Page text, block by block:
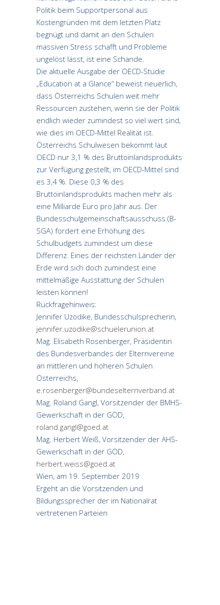
Politik beim Supportpersonal aus
Kostengründen mit dem letzten Platz
begnügt und damit an den Schulen
massiven Stress schafft und Probleme
ungelöst lässt, ist eine Schande.
Die aktuelle Ausgabe der OECD-Studie
„Education at a Glance“ beweist neuerlich,
dass Österreichs Schulen weit mehr
Ressourcen zustehen, wenn sie der Politik
endlich wieder zumindest so viel wert sind,
wie dies im OECD-Mittel Realität ist.
Österreichs Schulwesen bekommt laut
OECD nur 3,1 % des Bruttoinlandsprodukts
zur Verfügung gestellt, im OECD-Mittel sind
es 3,4 %. Diese 0,3 % des
Bruttoinlandsprodukts machen mehr als
eine Milliarde Euro pro Jahr aus. Der
Bundesschulgemeinschaftsausschuss (B-
SGA) fordert eine Erhöhung des
Schulbudgets zumindest um diese
Differenz. Eines der reichsten Länder der
Erde wird sich doch zumindest eine
mittelmäßige Ausstattung der Schulen
leisten können!
Rückfragehinweis:
Jennifer Uzodike, Bundesschulsprecherin,
jennifer.uzodike@schuelerunion.at
Mag. Elisabeth Rosenberger, Präsidentin
des Bundesverbandes der Elternvereine
an mittleren und höheren Schulen
Österreichs,
e.rosenberger@bundeselternverband.at
Mag. Roland Gangl, Vorsitzender der BMHS-
Gewerkschaft in der GÖD,
roland.gangl@goed.at
Mag. Herbert Weiß, Vorsitzender der AHS-
Gewerkschaft in der GÖD,
herbert.weiss@goed.at
Wien, am 19. September 2019
Ergeht an die Vorsitzenden und
Bildungssprecher der im Nationalrat
vertretenen Parteien